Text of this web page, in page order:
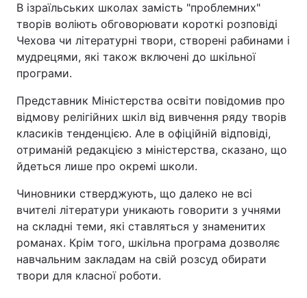
Інтерв'ю Думки
Архів Вакансії
Контакти
Послуги
Тема оформлення
В ізраїльських школах замість "проблемних"
творів воліють обговорювати короткі розповіді
Чехова чи літературні твори, створені рабинами і
мудрецями, які також включені до шкільної
програми.
Представник Міністерства освіти повідомив про
відмову релігійних шкіл від вивчення ряду творів
класиків тенденцією. Але в офіційній відповіді,
отриманій редакцією з міністерства, сказано, що
йдеться лише про окремі школи.
Чиновники стверджують, що далеко не всі
вчителі літератури уникають говорити з учнями
на складні теми, які ставляться у знаменитих
романах. Крім того, шкільна програма дозволяє
навчальним закладам на свій розсуд обирати
твори для класної роботи.